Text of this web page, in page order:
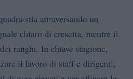
stia attraversando un
chiaro di crescita, mentre il
ranghi. In chiave stagione,
il lavoro di staff e dirigenti,